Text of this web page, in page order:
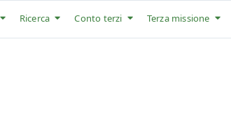
Ricerca Conto terzi Terza missione